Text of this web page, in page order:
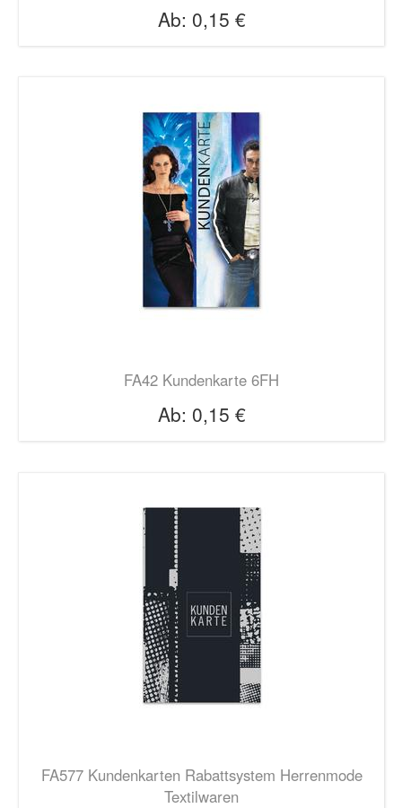
Ab: 0,15 €
FA42 Kundenkarte 6FH
Ab: 0,15 €
FA577 Kundenkarten Rabattsystem Herrenmode
Textilwaren